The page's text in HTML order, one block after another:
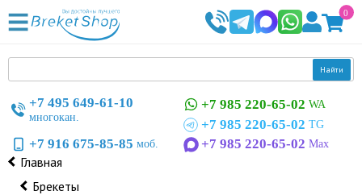
0
Найти
+7 495 649-61-10
многокан.
+7 916 675-85-85 моб.
+7 985 220-65-02 WA
+7 985 220-65-02 TG
+7 985 220-65-02 Max
Главная
Брекеты